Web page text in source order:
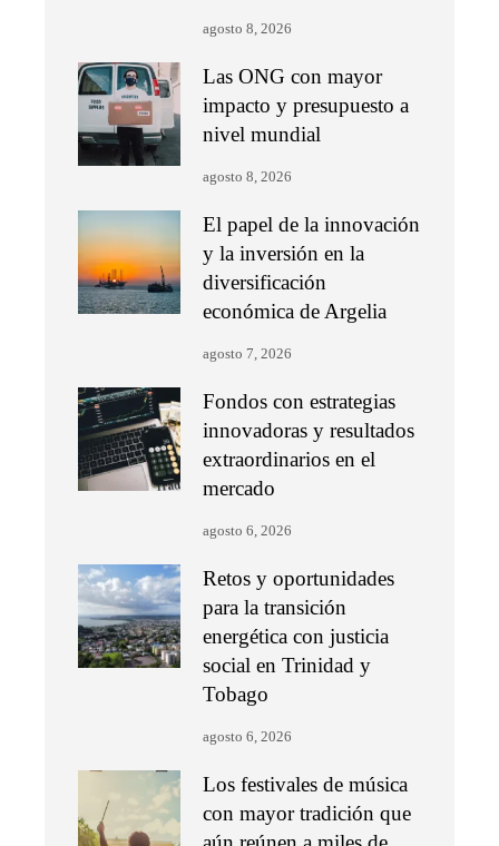
agosto 8, 2026
Las ONG con mayor
impacto y presupuesto a
nivel mundial
agosto 8, 2026
El papel de la innovación
y la inversión en la
diversificación
económica de Argelia
agosto 7, 2026
Fondos con estrategias
innovadoras y resultados
extraordinarios en el
mercado
agosto 6, 2026
Retos y oportunidades
para la transición
energética con justicia
social en Trinidad y
Tobago
agosto 6, 2026
Los festivales de música
con mayor tradición que